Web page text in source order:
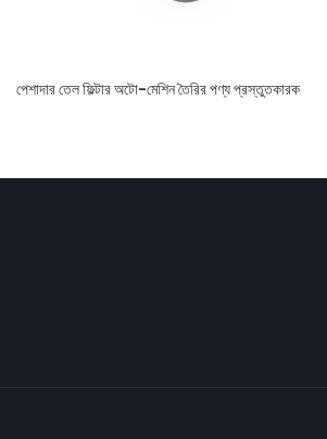
পেশাদার তেল ফিল্টার অটো-মেশিন তৈরির পণ্য প্রস্তুতকারক